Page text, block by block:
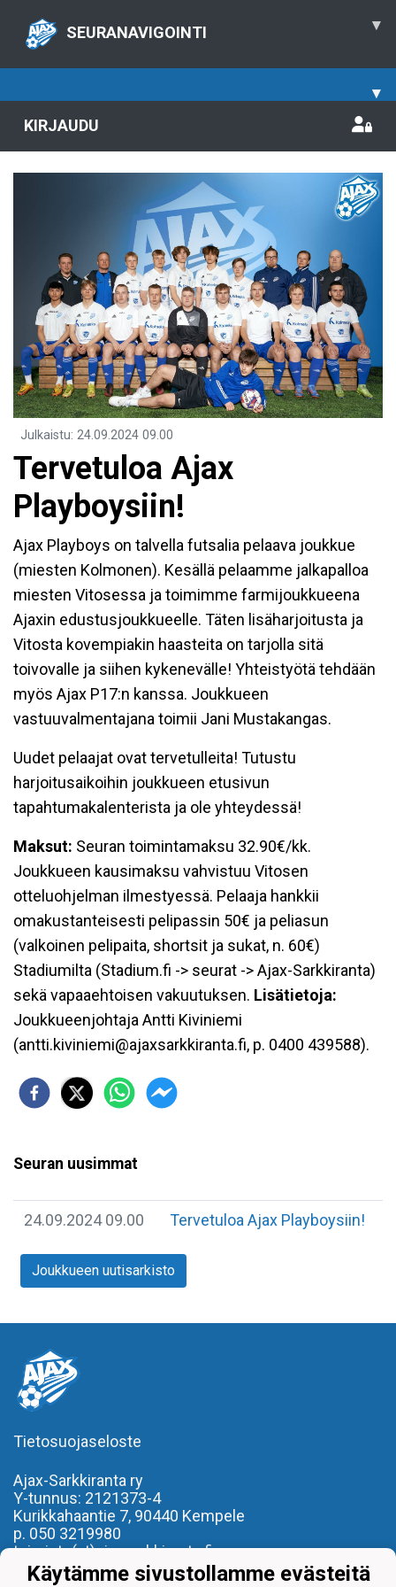
SEURANAVIGOINTI ▾
▾
KIRJAUDU
Julkaistu: 24.09.2024 09.00
Tervetuloa Ajax
Playboysiin!
Ajax Playboys on talvella futsalia pelaava joukkue
(miesten Kolmonen). Kesällä pelaamme jalkapalloa
miesten Vitosessa ja toimimme farmijoukkueena
Ajaxin edustusjoukkueelle. Täten lisäharjoitusta ja
Vitosta kovempiakin haasteita on tarjolla sitä
toivovalle ja siihen kykenevälle! Yhteistyötä tehdään
myös Ajax P17:n kanssa. Joukkueen
vastuuvalmentajana toimii Jani Mustakangas.
Uudet pelaajat ovat tervetulleita! Tutustu
harjoitusaikoihin joukkueen etusivun
tapahtumakalenterista ja ole yhteydessä!
Maksut: Seuran toimintamaksu 32.90€/kk.
Joukkueen kausimaksu vahvistuu Vitosen
otteluohjelman ilmestyessä. Pelaaja hankkii
omakustanteisesti pelipassin 50€ ja peliasun
(valkoinen pelipaita, shortsit ja sukat, n. 60€)
Stadiumilta (Stadium.fi -> seurat -> Ajax-Sarkkiranta)
sekä vapaaehtoisen vakuutuksen. Lisätietoja:
Joukkueenjohtaja Antti Kiviniemi
(antti.kiviniemi@ajaxsarkkiranta.fi, p. 0400 439588).
Seuran uusimmat
24.09.2024 09.00 Tervetuloa Ajax Playboysiin!
Joukkueen uutisarkisto
Tietosuojaseloste
Ajax-Sarkkiranta ry
Y-tunnus: 2121373-4
Kurikkahaantie 7, 90440 Kempele
p. 050 3219980
toimisto(at)ajaxsarkkiranta.fi
Käytämme sivustollamme evästeitä